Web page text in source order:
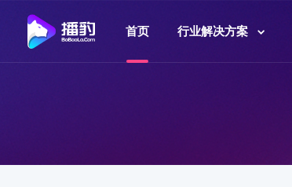
首页 行业解决方案